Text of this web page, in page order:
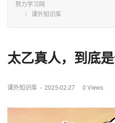
努力学习网
课外知识库
太乙真人，到底
课外知识库 - 2025-02-27 0 Views